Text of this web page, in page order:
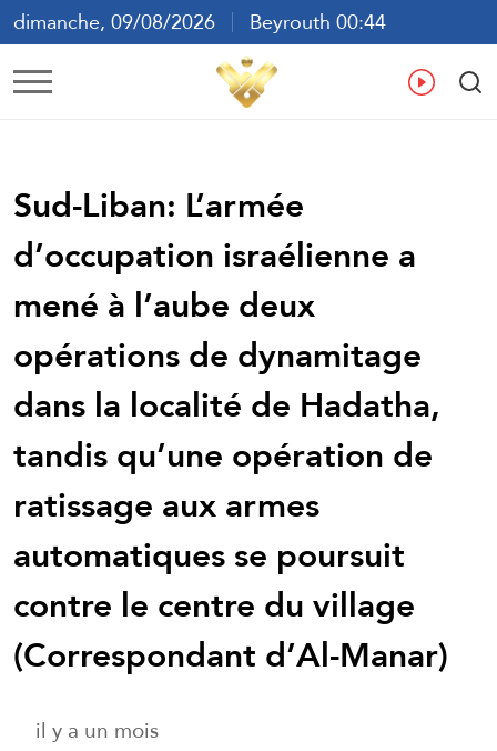
dimanche, 09/08/2026
Beyrouth 00:44
ع
Sud-Liban: L’armée
d’occupation israélienne a
mené à l’aube deux
opérations de dynamitage
dans la localité de Hadatha,
tandis qu’une opération de
ratissage aux armes
automatiques se poursuit
contre le centre du village
(Correspondant d’Al-Manar)
il y a un mois